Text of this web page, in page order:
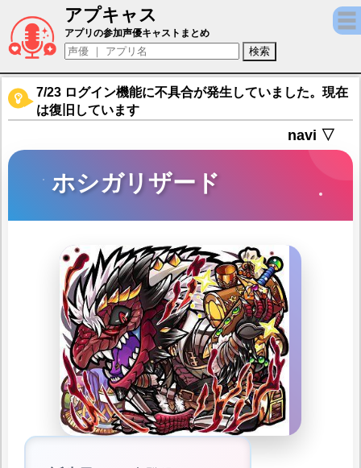
アプキャス
ホシガリザード（声優：山根雅史)【【新作
アプリの参加声優キャストまとめ
7/23 ログイン機能に不具合が発生していました。現在
は復旧しています
navi ▽
ホシガリザード